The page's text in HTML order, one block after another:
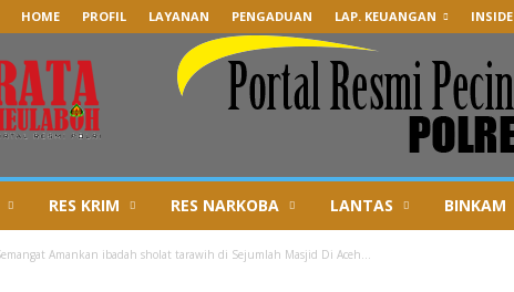
HOME PROFIL LAYANAN PENGADUAN LAP. KEUANGAN INSIDE
RES KRIM RES NARKOBA LANTAS BINKAM
Amankan ibadah sholat tarawih di Sejumlah Masjid Di Aceh...